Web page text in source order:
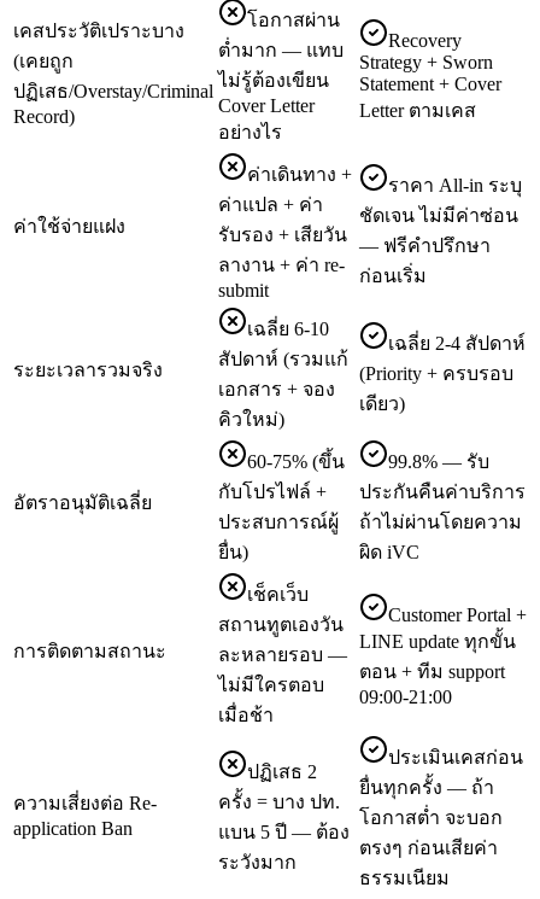
เคสประวัติเปราะบาง
(เคยถูก
ปฏิเสธ/Overstay/Criminal
Record)
โอกาสผ่าน
ต่ำมาก — แทบ
ไม่รู้ต้องเขียน
Cover Letter
อย่างไร
Recovery
Strategy + Sworn
Statement + Cover
Letter ตามเคส
ค่าใช้จ่ายแฝง
ค่าเดินทาง +
ค่าแปล + ค่า
รับรอง + เสียวัน
ลางาน + ค่า re-
submit
ราคา All-in ระบุ
ชัดเจน ไม่มีค่าซ่อน
— ฟรีคำปรึกษา
ก่อนเริ่ม
ระยะเวลารวมจริง
เฉลี่ย 6-10
สัปดาห์ (รวมแก้
เอกสาร + จอง
คิวใหม่)
เฉลี่ย 2-4 สัปดาห์
(Priority + ครบรอบ
เดียว)
อัตราอนุมัติเฉลี่ย
60-75% (ขึ้น
กับโปรไฟล์ +
ประสบการณ์ผู้
ยื่น)
99.8% — รับ
ประกันคืนค่าบริการ
ถ้าไม่ผ่านโดยความ
ผิด iVC
การติดตามสถานะ
เช็คเว็บ
สถานทูตเองวัน
ละหลายรอบ —
ไม่มีใครตอบ
เมื่อช้า
Customer Portal +
LINE update ทุกขั้น
ตอน + ทีม support
09:00-21:00
ความเสี่ยงต่อ Re-
application Ban
ปฏิเสธ 2
ครั้ง = บาง ปท.
แบน 5 ปี — ต้อง
ระวังมาก
ประเมินเคสก่อน
ยื่นทุกครั้ง — ถ้า
โอกาสต่ำ จะบอก
ตรงๆ ก่อนเสียค่า
ธรรมเนียม